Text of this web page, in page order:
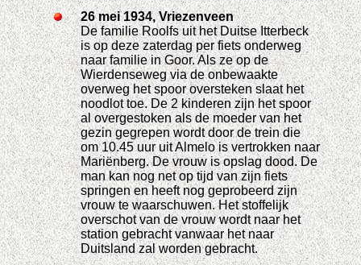
26 mei 1934, Vriezenveen
De familie Roolfs uit het Duitse Itterbeck
is op deze zaterdag per fiets onderweg
naar familie in Goor. Als ze op de
Wierdenseweg via de onbewaakte
overweg het spoor oversteken slaat het
noodlot toe. De 2 kinderen zijn het spoor
al overgestoken als de moeder van het
gezin gegrepen wordt door de trein die
om 10.45 uur uit Almelo is vertrokken naar
Mariënberg. De vrouw is opslag dood. De
man kan nog net op tijd van zijn fiets
springen en heeft nog geprobeerd zijn
vrouw te waarschuwen. Het stoffelijk
overschot van de vrouw wordt naar het
station gebracht vanwaar het naar
Duitsland zal worden gebracht.